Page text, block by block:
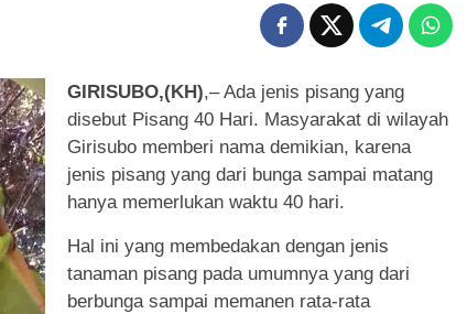
GIRISUBO,(KH),– Ada jenis pisang yang
disebut Pisang 40 Hari. Masyarakat di wilayah
Girisubo memberi nama demikian, karena
jenis pisang yang dari bunga sampai matang
hanya memerlukan waktu 40 hari.
Hal ini yang membedakan dengan jenis
tanaman pisang pada umumnya yang dari
berbunga sampai memanen rata-rata